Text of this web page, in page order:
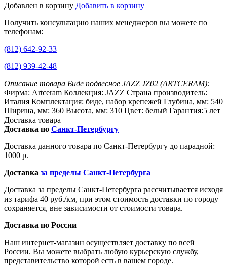
Добавлен в корзину Добавить в корзину
Получить консультацию наших менеджеров вы можете по
телефонам:
(812) 642-92-33
(812) 939-42-48
Описание товара Биде подвесное JAZZ JZ02 (ARTCERAM):
Фирма: Artceram Коллекция: JAZZ Страна производитель:
Италия Комплектация: биде, набор крепежей Глубина, мм: 540
Ширина, мм: 360 Высота, мм: 310 Цвет: белый Гарантия:5 лет
Доставка товара
Доставка по Санкт-Петербургу
Доставка данного товара по Санкт-Петербургу до парадной:
1000 р.
Доставка за пределы Санкт-Петербурга
Доставка за пределы Санкт-Петербурга рассчитывается исходя
из тарифа 40 руб./км, при этом стоимость доставки по городу
сохраняется, вне зависимости от стоимости товара.
Доставка по России
Наш интернет-магазин осуществляет доставку по всей
России. Вы можете выбрать любую курьерскую службу,
представительство которой есть в вашем городе.